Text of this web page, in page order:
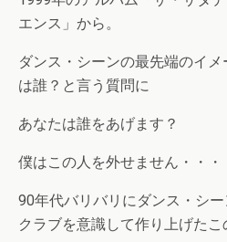
エンス」から。
ダンス・シーンの最先端のイ
は誰？と言う質問に
あなたは誰をあげます？
僕はこの人を外せません・・・
90年代バリバリにダンス・シ
クラブを意識して作り上げたこ